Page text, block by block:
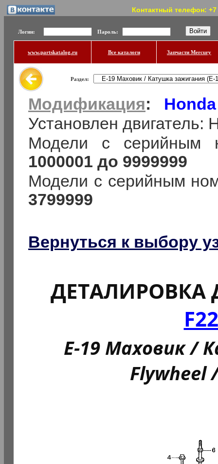
Контактный телефон:
Логин: Пароль:
www.partskatalog.ru Все каталоги Запчасти Mercury
Раздел:
Модификация:
Установлен двигатель:
Модели с серийным
1000001 до 9999999
Модели с серийным
3799999
Вернуться к выбору
ДЕТАЛИРОВКА
E-19 Маховик /